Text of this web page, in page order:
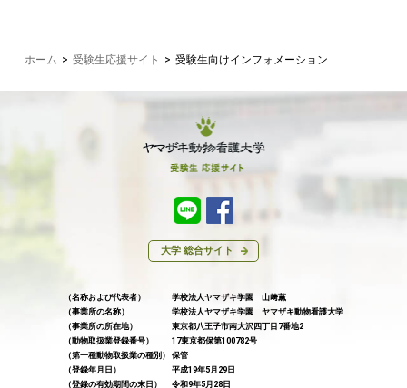
ホーム > 受験生応援サイト > 受験生向けインフォメーション
大学 総合サイト
（名称および代表者）
学校法人ヤマザキ学園 山﨑薫
（事業所の名称）
学校法人ヤマザキ学園 ヤマザキ動物看護大学
（事業所の所在地）
東京都八王子市南大沢四丁目7番地2
（動物取扱業登録番号）
17東京都保第100782号
（第一種動物取扱業の種別）
保管
（登録年月日）
平成19年5月29日
（登録の有効期間の末日）
令和9年5月28日